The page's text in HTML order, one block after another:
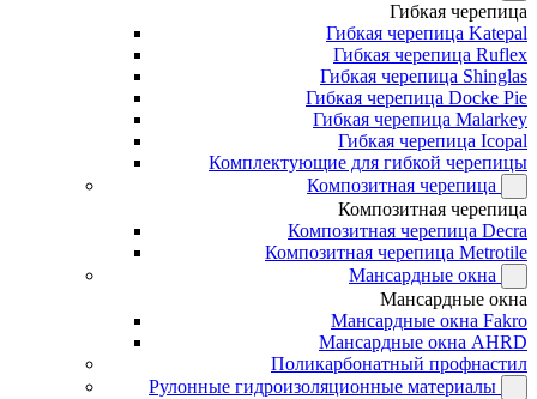
Гибкая черепица
Гибкая черепица Katepal
Гибкая черепица Ruflex
Гибкая черепица Shinglas
Гибкая черепица Docke Pie
Гибкая черепица Malarkey
Гибкая черепица Icopal
Комплектующие для гибкой черепицы
Композитная черепица
Композитная черепица
Композитная черепица Decra
Композитная черепица Metrotile
Мансардные окна
Мансардные окна
Мансардные окна Fakro
Мансардные окна AHRD
Поликарбонатный профнастил
Рулонные гидроизоляционные материалы